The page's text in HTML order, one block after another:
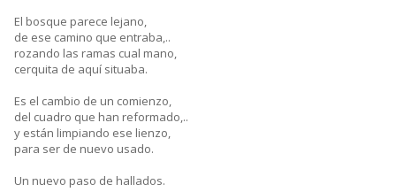
El bosque parece lejano,
de ese camino que entraba,..
rozando las ramas cual mano,
cerquita de aquí situaba.
Es el cambio de un comienzo,
del cuadro que han reformado,..
y están limpiando ese lienzo,
para ser de nuevo usado.
Un nuevo paso de hallados.